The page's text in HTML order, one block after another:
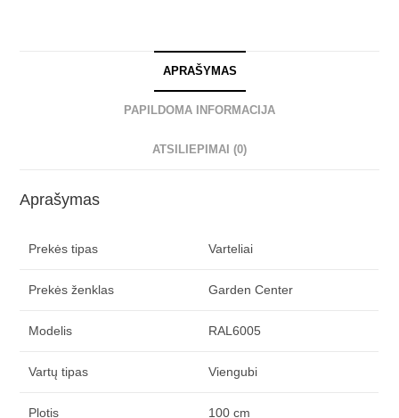
APRAŠYMAS
PAPILDOMA INFORMACIJA
ATSILIEPIMAI (0)
Aprašymas
Prekės tipas Varteliai
Prekės ženklas Garden Center
Modelis RAL6005
Vartų tipas Viengubi
Plotis 100 cm